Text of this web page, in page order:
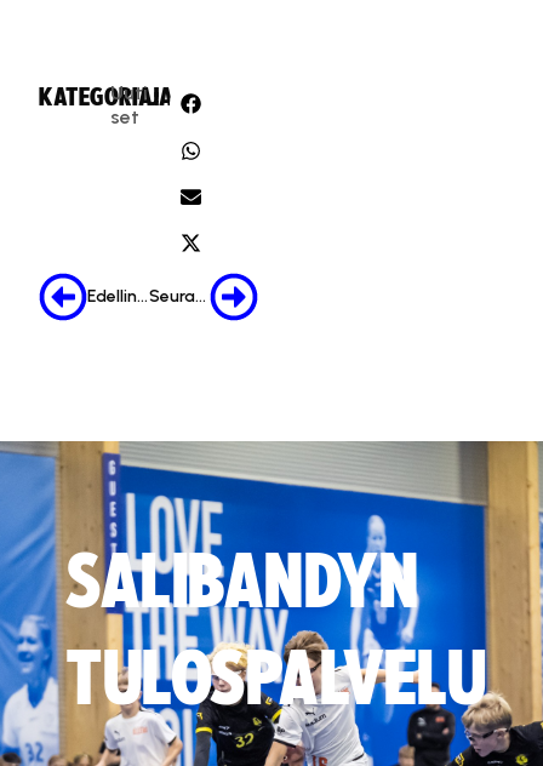
KATEGORIA:
Uuti
set
JAA:
Edellinen Seuraava
SALIBANDYN
TULOSPALVELU